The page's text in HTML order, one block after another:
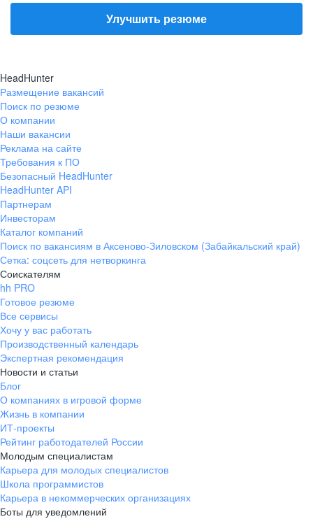
Улучшить резюме
HeadHunter
Размещение вакансий
Поиск по резюме
О компании
Наши вакансии
Реклама на сайте
Требования к ПО
Безопасный HeadHunter
HeadHunter API
Партнерам
Инвесторам
Каталог компаний
Поиск по вакансиям в Аксеново-Зиловском (Забайкальский край)
Сетка: соцсеть для нетворкинга
Соискателям
hh PRO
Готовое резюме
Все сервисы
Хочу у вас работать
Производственный календарь
Экспертная рекомендация
Новости и статьи
Блог
О компаниях в игровой форме
Жизнь в компании
ИТ-проекты
Рейтинг работодателей России
Молодым специалистам
Карьера для молодых специалистов
Школа программистов
Карьера в некоммерческих организациях
Боты для уведомлений